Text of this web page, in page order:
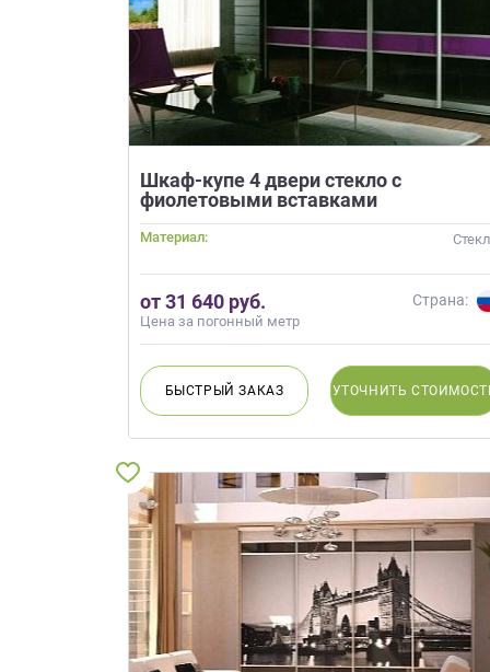
Шкаф-купе 4 двери стекло с
фиолетовыми вставками
Материал:
от 31 640 руб.
Цена за погонный метр
Страна:
БЫСТРЫЙЗАКАЗ УТОЧНИТЬ
с